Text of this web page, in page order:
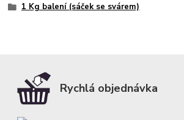
1 Kg balení (sáček se svárem)
Rychlá objednávka